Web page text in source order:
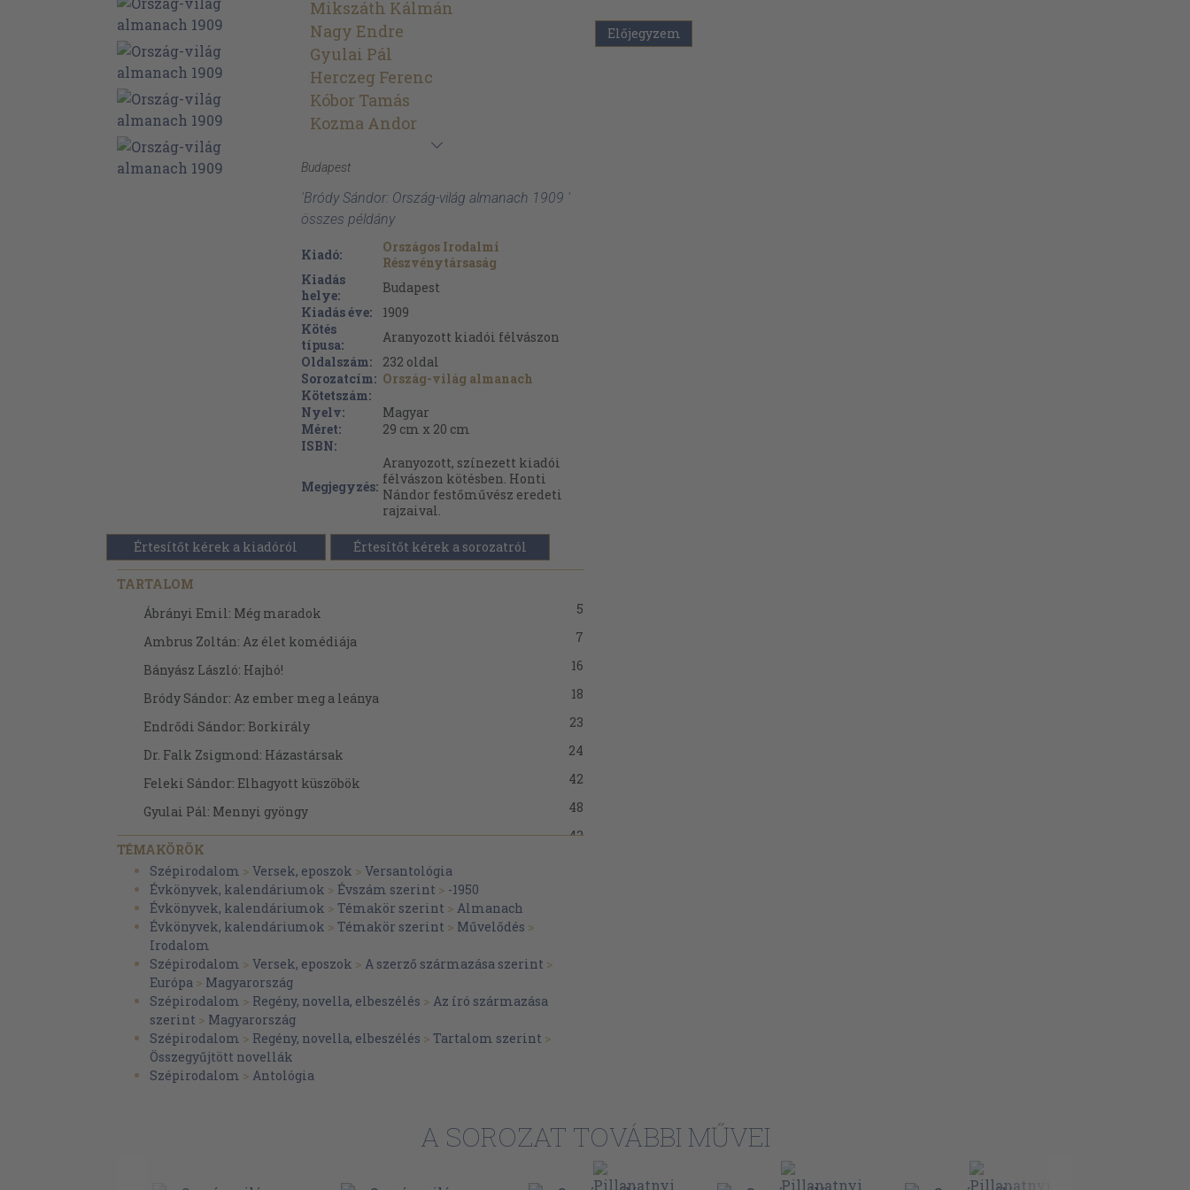
Mikszáth Kálmán
Nagy Endre
Gyulai Pál
Herczeg Ferenc
Kóbor Tamás
Kozma Andor
Budapest
'Bródy Sándor: Ország-világ almanach 1909 '
összes példány
Kiadó:
Országos Irodalmi
Részvénytársaság
Kiadás
helye:
Budapest
Kiadás éve:
1909
Kötés
típusa:
Aranyozott kiadói félvászon
Oldalszám:
232 oldal
Sorozatcím: Ország-világ almanach
Kötetszám:
Nyelv:
Magyar
Méret:
29 cm x 20 cm
ISBN:
Megjegyzés:
Aranyozott, színezett kiadói
félvászon kötésben. Honti
Nándor festőművész eredeti
rajzaival.
Értesítőt kérek a kiadóról Értesítőt kérek a sorozatról
TARTALOM
Ábrányi Emil: Még maradok
5
Ambrus Zoltán: Az élet komédiája
7
Bányász László: Hajhó!
16
Bródy Sándor: Az ember meg a leánya
18
Endrődi Sándor: Borkirály
23
Dr. Falk Zsigmond: Házastársak
24
Feleki Sándor: Elhagyott küszöbök
42
Gyulai Pál: Mennyi gyöngy
48
Herczeg Ferenc: A szép ember
43
Ivánfi Jenő: Robespierre
Jakab Ödön: A Róza útja
F. Kaffka Margit: Soror Annuncia
Kóbor Tamás: A Mirosláv
Kozma Andor: Az otrantói herceg
Kiss Arnold: Az árva dal
Lovik Károly: Elveszett élet
Lux Terka: Bligny herceg
101
TÉMAKÖRÖK
Szépirodalom > Versek, eposzok > Versantológia
Évkönyvek, kalendáriumok > Évszám szerint > -1950
Évkönyvek, kalendáriumok > Témakör szerint > Almanach
Évkönyvek, kalendáriumok > Témakör szerint > Művelődés >
Irodalom
Szépirodalom > Versek, eposzok > A szerző származása szerint >
Európa > Magyarország
Szépirodalom > Regény, novella, elbeszélés > Az író származása
szerint > Magyarország
Szépirodalom > Regény, novella, elbeszélés > Tartalom szerint >
Összegyűjtött novellák
Szépirodalom > Antológia
Előjegyzem
A SOROZAT TOVÁBBI MŰVEI